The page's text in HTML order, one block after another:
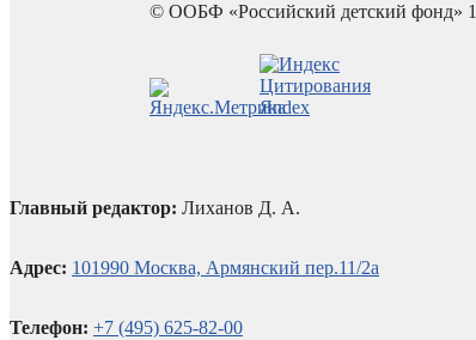
© ООБФ «Российский детский фонд»
Главный редактор: Лиханов Д. А.
Адрес: 101990 Москва, Армянский пер.11/2а
Телефон: +7 (495) 625-82-00